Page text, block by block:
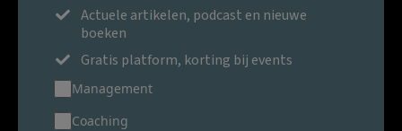
Actuele artikelen, podcast en nieuwe
boeken
Gratis platform, korting bij events
Management
Coaching